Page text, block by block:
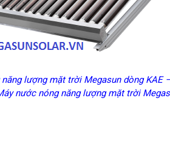
lượng mặt trời Megasun dòng KAE
nước nóng năng lượng mặt trời